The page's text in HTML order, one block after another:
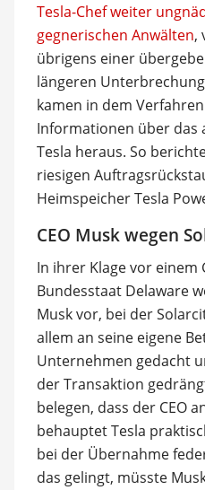
Tesla-Chef weiter
gegnerischen Anwälten,
übrigens einer
längeren
kamen in dem
Informationen über das
Tesla heraus. So
riesigen
Heimspeicher Tesla
CEO Musk wegen
In ihrer Klage vor einem
Bundesstaat Delaware
Musk vor, bei der
allem an seine eigene
Unternehmen gedacht
der Transaktion
belegen, dass der CEO
behauptet Tesla
bei der Übernahme
das gelingt, müsste